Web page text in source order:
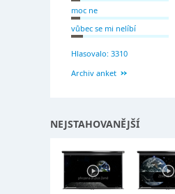
moc ne
vůbec se mi nelíbí
Hlasovalo: 3310
Archiv anket
NEJSTAHOVANĚJŠÍ